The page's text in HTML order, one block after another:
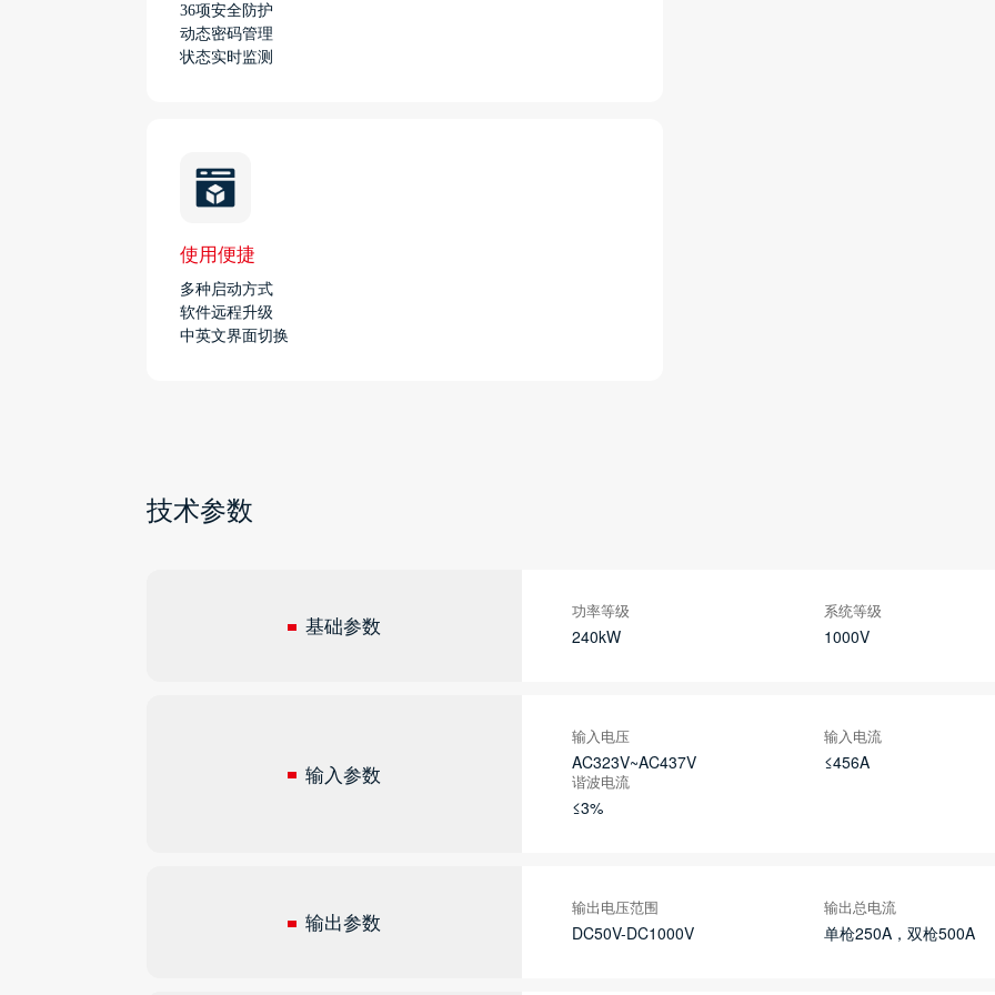
36项安全防护
动态密码管理
状态实时监测
使用便捷
多种启动方式
软件远程升级
中英文界面切换
技术参数
基础参数
功率等级
240kW
系统等级
1000V
输入参数
输入电压
AC323V~AC437V
输入电流
≤456A
谐波电流
≤3%
输出参数
输出电压范围
DC50V-DC1000V
输出总电流
单枪250A，双枪500A